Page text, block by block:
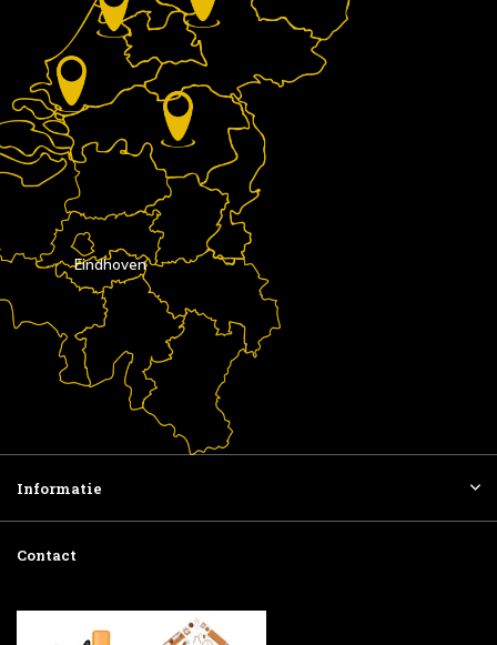
Eindhoven
Informatie
Contact